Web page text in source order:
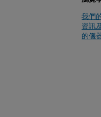
我們
資訊
的儀